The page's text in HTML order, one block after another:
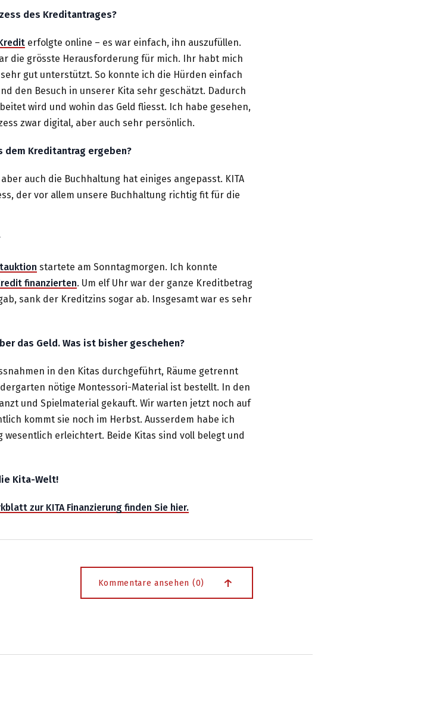
des Kreditantrages?
erfolgte online – es war einfach, ihn auszufüllen.
die grösste Herausforderung für mich. Ihr habt mich
gut unterstützt. So konnte ich die Hürden einfach
den Besuch in unserer Kita sehr geschätzt. Dadurch
wird und wohin das Geld fliesst. Ich habe gesehen,
zwar digital, aber auch sehr persönlich.
dem Kreditantrag ergeben?
auch die Buchhaltung hat einiges angepasst. KITA
der vor allem unsere Buchhaltung richtig fit für die
startete am Sonntagmorgen. Ich konnte
finanzierten. Um elf Uhr war der ganze Kreditbetrag
sank der Kreditzins sogar ab. Insgesamt war es sehr
das Geld. Was ist bisher geschehen?
in den Kitas durchgeführt, Räume getrennt
nötige Montessori-Material ist bestellt. In den
und Spielmaterial gekauft. Wir warten jetzt noch auf
kommt sie noch im Herbst. Ausserdem habe ich
erleichtert. Beide Kitas sind voll belegt und
Kita-Welt!
zur KITA Finanzierung finden Sie hier.
Kommentare ansehen (0)